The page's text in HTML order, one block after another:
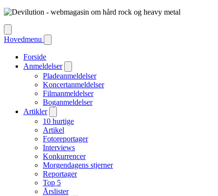
Hovedmenu
Forside
Anmeldelser
Pladeanmeldelser
Koncertanmeldelser
Filmanmeldelser
Boganmeldelser
Artikler
10 hurtige
Artikel
Fotoreportager
Interviews
Konkurrencer
Morgendagens stjerner
Reportager
Top 5
Årslister